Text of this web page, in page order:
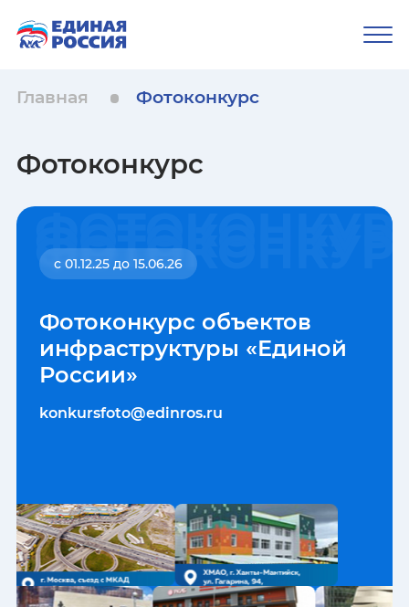
Главная Фотоконкурс
Фотоконкурс
с 01.12.25 до 15.06.26
Фотоконкурс объектов
инфраструктуры «Единой
России»
konkursfoto@edinros.ru